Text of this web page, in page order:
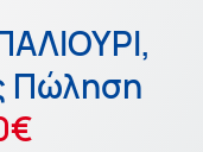
Πώληση